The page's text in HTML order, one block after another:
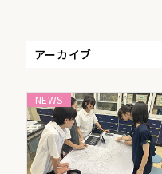
アーカイブ
NEWS